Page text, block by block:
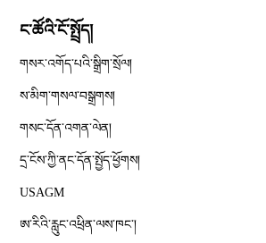
ང་ཚོའི་ངོ་སྤྲོད།
གསར་འགོད་པའི་སྒྲིག་སྲོལ།
ས་མིག་གསལ་བསྒྲགས།
གསང་དོན་འགན་ལེན།
དྲ་ངོས་ཀྱི་ནང་དོན་སྤྱོད་ཕྱོགས།
USAGM
ཨ་རིའི་རླུང་འཕྲིན་ལས་ཁང༌།